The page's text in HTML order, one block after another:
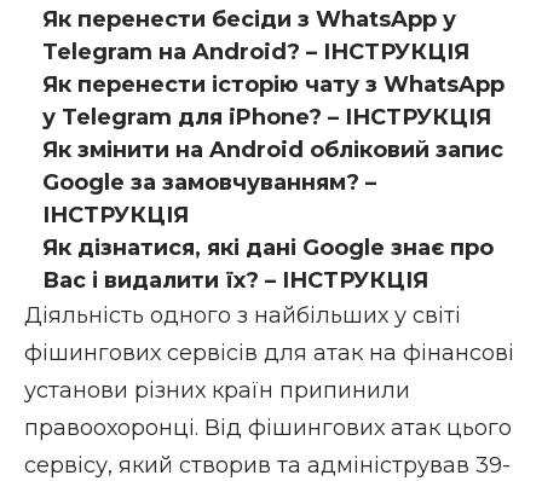
Як перенести бесіди з WhatsApp у
Telegram на Android? – ІНСТРУКЦІЯ
Як перенести історію чату з WhatsApp
у Telegram для iPhone? – ІНСТРУКЦІЯ
Як змінити на Android обліковий запис
Google за замовчуванням? –
ІНСТРУКЦІЯ
Як дізнатися, які дані Google знає про
Вас і видалити їх? – ІНСТРУКЦІЯ
Діяльність одного з найбільших у світі
фішингових сервісів для атак на фінансові
установи різних країн припинили
правоохоронці. Від фішингових атак цього
сервісу, який створив та адміністрував 39-